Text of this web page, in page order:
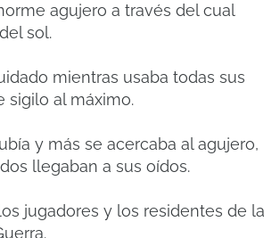
agujero a través del cual
sol.
mientras usaba todas sus
sigilo al máximo.
y más se acercaba al agujero,
llegaban a sus oídos.
jugadores y los residentes de la